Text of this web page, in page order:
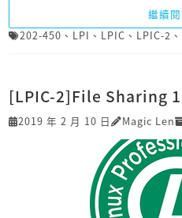
繼續
202-450 、 LPI 、 LPIC 、 LPIC-2 、
[LPIC-2]File Sharing
2019 年 2 月 10 日 Magic Len